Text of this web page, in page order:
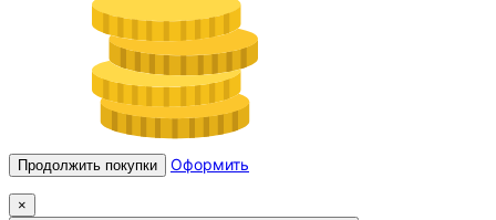
Продолжить покупки Оформить
×